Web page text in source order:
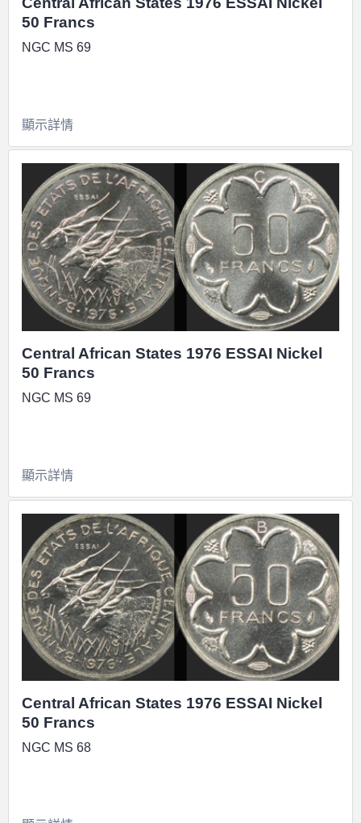
50 Francs
NGC MS 69
顯示詳情
Central African States 1976 ESSAI Nickel
50 Francs
NGC MS 69
顯示詳情
Central African States 1976 ESSAI Nickel
50 Francs
NGC MS 68